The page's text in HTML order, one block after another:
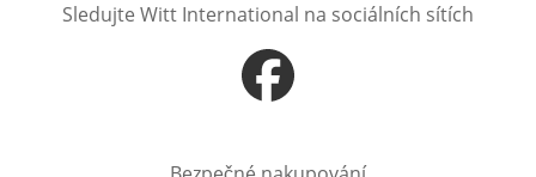
Sledujte Witt International na sociálních sítích
Otevře v novém okně